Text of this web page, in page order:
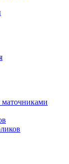
маточниками